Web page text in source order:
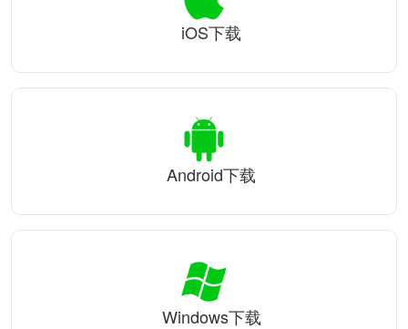
iOS下载
Android下载
Windows下载